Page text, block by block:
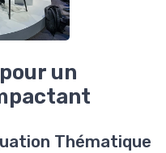
un
Thématique